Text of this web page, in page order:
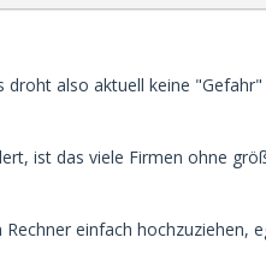
also aktuell keine
ist das viele Firmen ohne
einfach hochzuziehen,